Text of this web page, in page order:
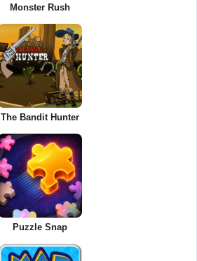
Monster Rush
The Bandit Hunter
Puzzle Snap